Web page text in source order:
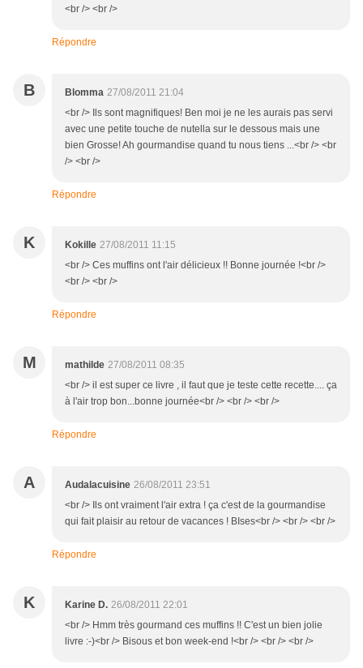
<br /> <br />
Répondre
B Blomma 27/08/2011 21:04
<br /> Ils sont magnifiques! Ben moi je ne les aurais pas servi
avec une petite touche de nutella sur le dessous mais une
bien Grosse! Ah gourmandise quand tu nous tiens ...<br /> <br
/> <br />
Répondre
K Kokille 27/08/2011 11:15
<br /> Ces muffins ont l'air délicieux !! Bonne journée !<br />
<br /> <br />
Répondre
M mathilde 27/08/2011 08:35
<br /> il est super ce livre , il faut que je teste cette recette.... ça
à l'air trop bon...bonne journée<br /> <br /> <br />
Répondre
A Audalacuisine 26/08/2011 23:51
<br /> Ils ont vraiment l'air extra ! ça c'est de la gourmandise
qui fait plaisir au retour de vacances ! BIses<br /> <br /> <br />
Répondre
K Karine D. 26/08/2011 22:01
<br /> Hmm très gourmand ces muffins !! C'est un bien jolie
livre :-)<br /> Bisous et bon week-end !<br /> <br /> <br />